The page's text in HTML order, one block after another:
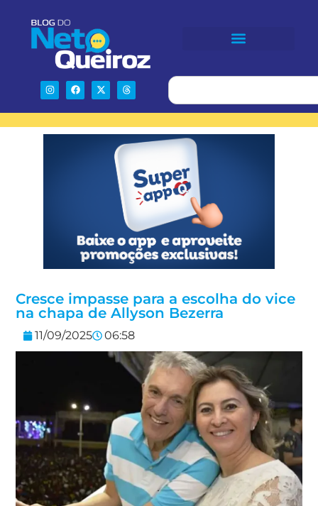
Cresce impasse para a escolha do vice
na chapa de Allyson Bezerra
11/09/2025 06:58